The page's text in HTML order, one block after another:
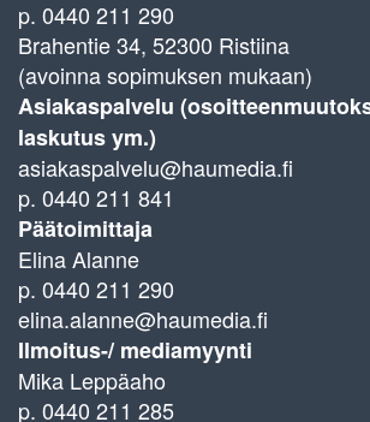
p. 0440 211 290
Brahentie 34, 52300 Ristiina
(avoinna sopimuksen mukaan)
Asiakaspalvelu
laskutus ym.)
asiakaspalvelu@haumedia.fi
p. 0440 211 841
Päätoimittaja
Elina Alanne
p. 0440 211 290
elina.alanne@haumedia.fi
Ilmoitus-/ mediamyynti
Mika Leppäaho
p. 0440 211 285